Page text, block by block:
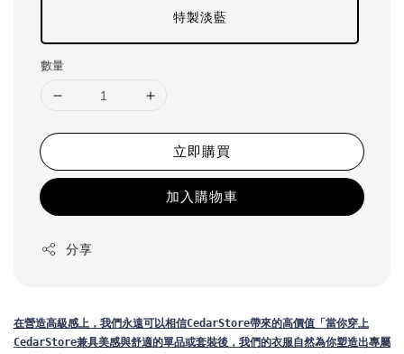
特製淡藍
數量
立即購買
加入購物車
分享
在營造高級感上，我們永遠可以相信CedarStore帶來的高價值 「當你穿上
CedarStore兼具美感與舒適的單品或套裝後，我們的衣服自然為你塑造出專屬